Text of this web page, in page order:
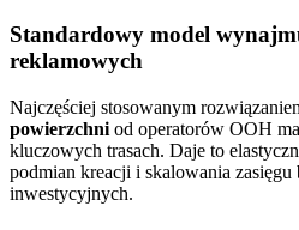
Standardowy model
reklamowych
Najczęściej stosowanym
powierzchni od operatorów OOH
kluczowych trasach. Daje to
podmian kreacji i skalowania zasięgu
inwestycyjnych.